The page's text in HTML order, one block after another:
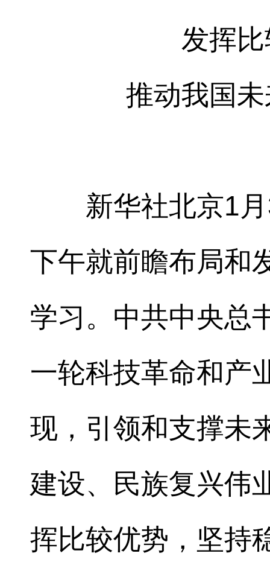
发挥
推动我国
新华社北京1月
下午就前瞻布局和
学习。中共中央总
一轮科技革命和产
现，引领和支撑未
建设、民族复兴伟
挥比较优势，坚持